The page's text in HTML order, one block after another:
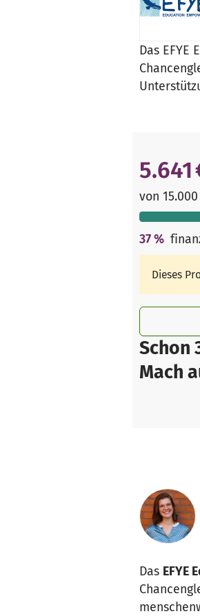
Das
Schon
Mach
5.641
von
37%
Dieses
Das EFYE